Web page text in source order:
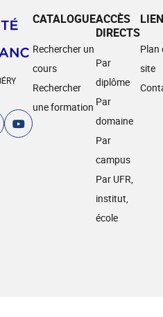
CATALOGUE
Rechercher un
cours
Rechercher
une formation
ACCÈS
DIRECTS
Par
diplôme
Par
domaine
Par
campus
Par UFR,
institut,
école
Plan
site